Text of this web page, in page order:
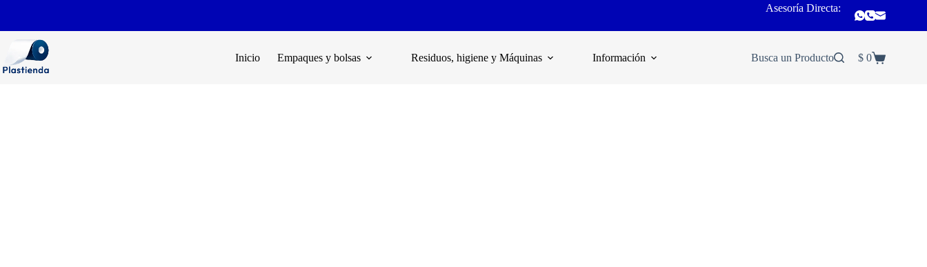
Asesoría Directa:
Inicio Empaques y bolsas Residuos, higiene y Máquinas Información Busca un Producto $ 0